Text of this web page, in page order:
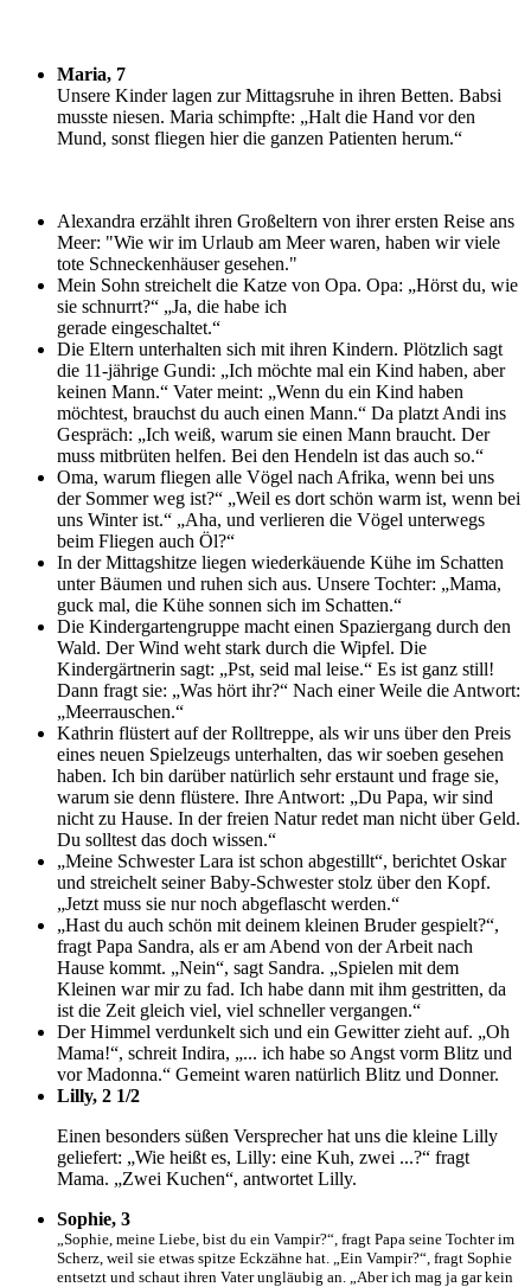
Maria, 7
Unsere Kinder lagen zur Mittagsruhe in ihren Betten. Babsi
musste niesen. Maria schimpfte: „Halt die Hand vor den
Mund, sonst fliegen hier die ganzen Patienten herum.“
Alexandra erzählt ihren Großeltern von ihrer ersten Reise ans
Meer: "Wie wir im Urlaub am Meer waren, haben wir viele
tote Schneckenhäuser gesehen."
Mein Sohn streichelt die Katze von Opa. Opa: „Hörst du, wie
sie schnurrt?“ „Ja, die habe ich
gerade eingeschaltet.“
Die Eltern unterhalten sich mit ihren Kindern. Plötzlich sagt
die 11-jährige Gundi: „Ich möchte mal ein Kind haben, aber
keinen Mann.“ Vater meint: „Wenn du ein Kind haben
möchtest, brauchst du auch einen Mann.“ Da platzt Andi ins
Gespräch: „Ich weiß, warum sie einen Mann braucht. Der
muss mitbrüten helfen. Bei den Hendeln ist das auch so.“
Oma, warum fliegen alle Vögel nach Afrika, wenn bei uns
der Sommer weg ist?“ „Weil es dort schön warm ist, wenn bei
uns Winter ist.“ „Aha, und verlieren die Vögel unterwegs
beim Fliegen auch Öl?“
In der Mittagshitze liegen wiederkäuende Kühe im Schatten
unter Bäumen und ruhen sich aus. Unsere Tochter: „Mama,
guck mal, die Kühe sonnen sich im Schatten.“
Die Kindergartengruppe macht einen Spaziergang durch den
Wald. Der Wind weht stark durch die Wipfel. Die
Kindergärtnerin sagt: „Pst, seid mal leise.“ Es ist ganz still!
Dann fragt sie: „Was hört ihr?“ Nach einer Weile die Antwort:
„Meerrauschen.“
Kathrin flüstert auf der Rolltreppe, als wir uns über den Preis
eines neuen Spielzeugs unterhalten, das wir soeben gesehen
haben. Ich bin darüber natürlich sehr erstaunt und frage sie,
warum sie denn flüstere. Ihre Antwort: „Du Papa, wir sind
nicht zu Hause. In der freien Natur redet man nicht über Geld.
Du solltest das doch wissen.“
„Meine Schwester Lara ist schon abgestillt“, berichtet Oskar
und streichelt seiner Baby-Schwester stolz über den Kopf.
„Jetzt muss sie nur noch abgeflascht werden.“
„Hast du auch schön mit deinem kleinen Bruder gespielt?“,
fragt Papa Sandra, als er am Abend von der Arbeit nach
Hause kommt. „Nein“, sagt Sandra. „Spielen mit dem
Kleinen war mir zu fad. Ich habe dann mit ihm gestritten, da
ist die Zeit gleich viel, viel schneller vergangen.“
Der Himmel verdunkelt sich und ein Gewitter zieht auf. „Oh
Mama!“, schreit Indira, „... ich habe so Angst vorm Blitz und
vor Madonna.“ Gemeint waren natürlich Blitz und Donner.
Lilly, 2 1/2
Einen besonders süßen Versprecher hat uns die kleine Lilly
geliefert: „Wie heißt es, Lilly: eine Kuh, zwei ...?“ fragt
Mama. „Zwei Kuchen“, antwortet Lilly.
Sophie, 3
„Sophie, meine Liebe, bist du ein Vampir?“, fragt Papa seine Tochter im
Scherz, weil sie etwas spitze Eckzähne hat. „Ein Vampir?“, fragt Sophie
entsetzt und schaut ihren Vater ungläubig an. „Aber ich mag ja gar kein